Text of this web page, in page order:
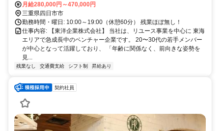
OK！
月給280,000円～470,000円
三重県四日市市
勤務時間・曜日: 10:00～19:00（休憩60分） 残業ほぼ無し！
仕事内容: 【東洋企業株式会社】 当社は、リユース事業を中心に 東海
エリアで急成長中のベンチャー企業です。 20〜30代の若手メンバー
が中心となって活躍しており、 「年齢に関係なく、前向きな姿勢を
見...
残業なし 交通費支給 シフト制 昇給あり
契約社員